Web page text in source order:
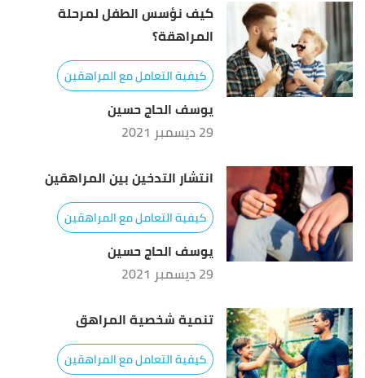
كيف نؤسس الطفل لمرحلة
المراهقة؟
كيفية التعامل مع المراهقين
يوسف الحاج حسين
29 ديسمبر 2021
انتشار التدخين بين المراهقين
كيفية التعامل مع المراهقين
يوسف الحاج حسين
29 ديسمبر 2021
تنمية شخصية المراهق
كيفية التعامل مع المراهقين